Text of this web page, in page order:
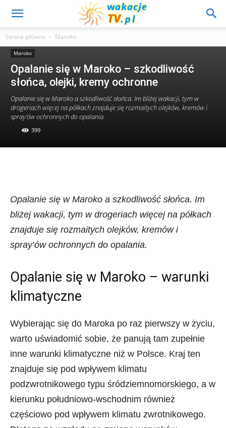
Strona główna Maroko
Maroko
Opalanie się w Maroko – szkodliwość
słońca, olejki, kremy ochronne
Opalanie się w Maroko a szkodliwość słońca. Im bliżej wakacji, tym w
drogeriach więcej na półkach znajduje się rozmaitych olejków, kremów i
spray’ów ochronnych do opalania.
399
Opalanie się w Maroko a szkodliwość słońca. Im
bliżej wakacji, tym w drogeriach więcej na półkach
znajduje się rozmaitych olejków, kremów i
spray’ów ochronnych do opalania.
Opalanie się w Maroko – warunki
klimatyczne
Wybierając się do Maroka po raz pierwszy w życiu,
warto uświadomić sobie, że panują tam zupełnie
inne warunki klimatyczne niż w Polsce. Kraj ten
znajduje się pod wpływem klimatu
podzwrotnikowego typu śródziemnomorskiego, a w
kierunku południowo-wschodnim również
częściowo pod wpływem klimatu zwrotnikowego.